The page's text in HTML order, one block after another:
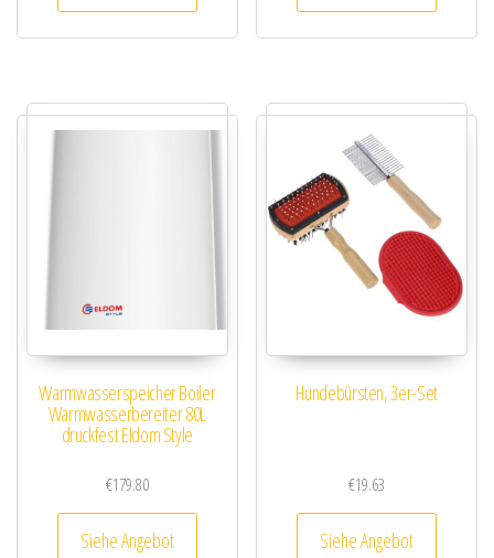
Warmwasserspeicher Boiler
Warmwasserbereiter 80L
druckfest Eldom Style
€179.80
Siehe Angebot
Hundebürsten, 3er-Set
€19.63
Siehe Angebot